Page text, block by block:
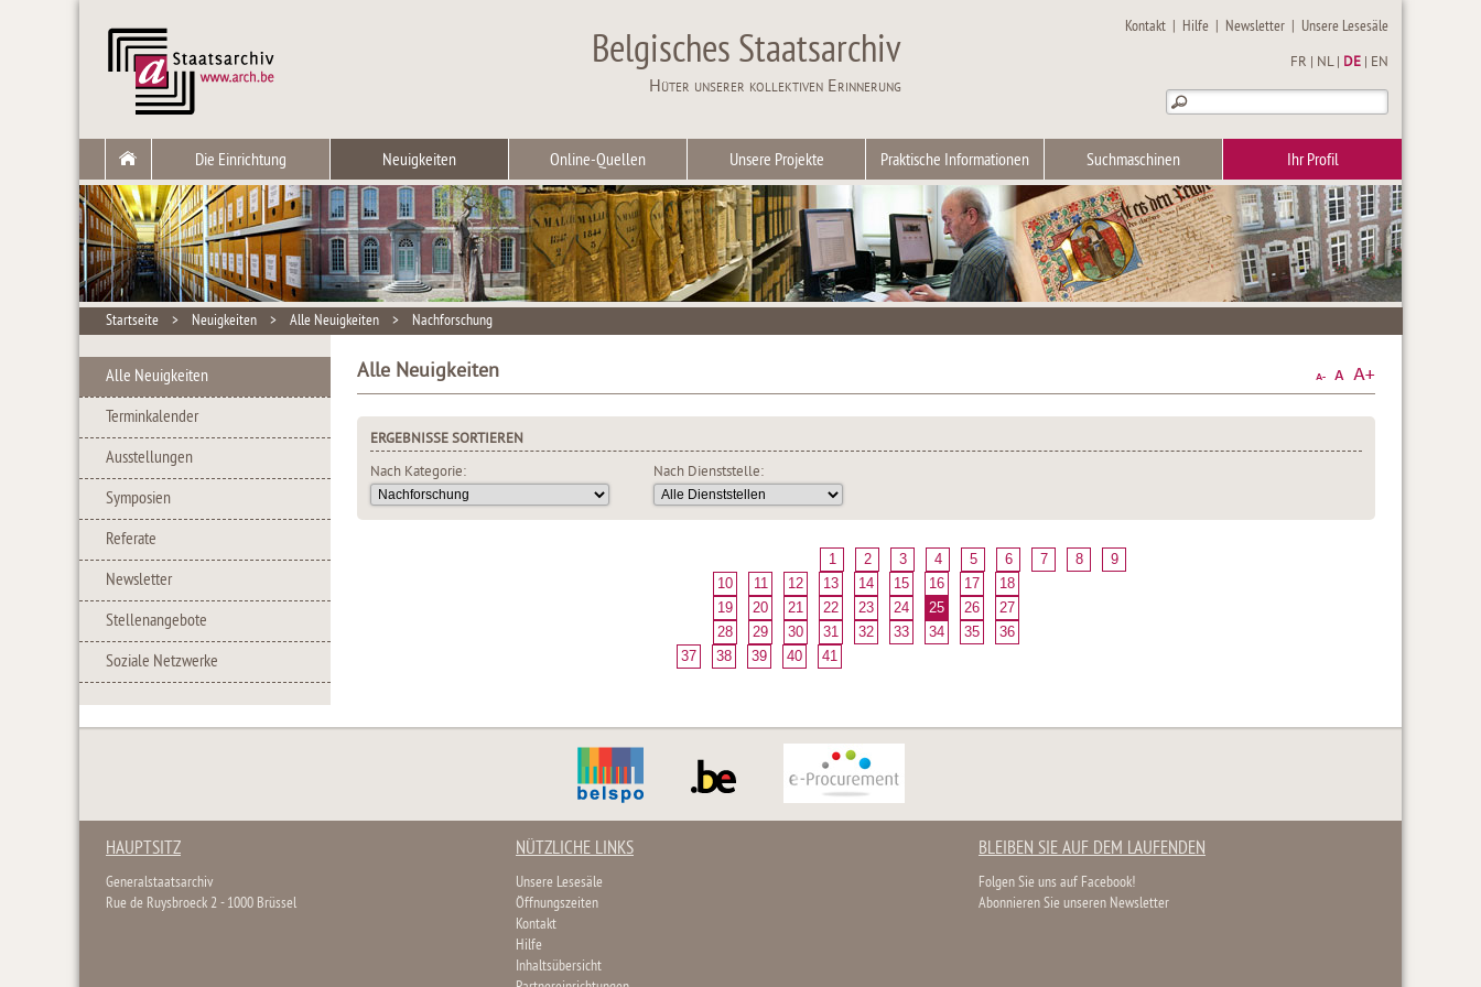
Belgisches Staatsarchiv
Hüter unserer kollektiven Erinnerung
Kontakt | Hilfe | Newsletter | Unsere Lesesäle
FR NL| DE EN
Die Einrichtung Neuigkeiten Online-Quellen Unsere Projekte Praktische Informationen Suchmaschinen Ihr Profil
Startseite > Neuigkeiten > Alle Neuigkeiten > Nachforschung
Alle Neuigkeiten
Terminkalender
Ausstellungen
Symposien
Referate
Newsletter
Stellenangebote
Soziale Netzwerke
Alle Neuigkeiten
ERGEBNISSE SORTIEREN
Nach Kategorie:
Nach Dienststelle:
1 2 3 4 5 6 7 8
9
10
11 12 13 14 15 16 17
18
19
20 21 22 23 24 25 26
27
28
29 30 31 32 33 34 35
36
37
38 39 40 41
HAUPTSITZ
Generalstaatsarchiv
Rue de Ruysbroeck 2 - 1000 Brüssel
NÜTZLICHE LINKS
Unsere Lesesäle
Öffnungszeiten
Kontakt
Hilfe
Inhaltsübersicht
BLEIBEN SIE AUF DEM LAUFENDEN
Folgen Sie uns auf Facebook!
Abonnieren Sie unseren Newsletter